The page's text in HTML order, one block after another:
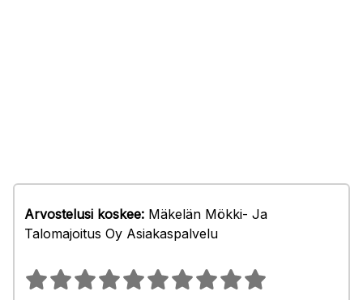
Arvostelusi koskee: Mäkelän Mökki- Ja
Talomajoitus Oy Asiakaspalvelu